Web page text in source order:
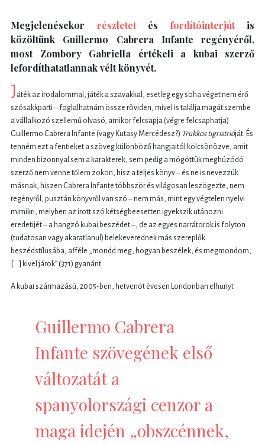
Megjelenésekor részletetés fordítóinterjútis
közöltünk Guillermo Cabrera Infante regényéről,
most Zombory Gabriella értékeli a kubai szerző
lefordíthatatlannak vélt könyvét.
J áték az irodalommal, játék a szavakkal, esetleg egy soha véget nem érő
szósakkparti – foglalhatnám össze röviden, mivel is találja magát szembe
a vállalkozó szellemű olvasó, amikor felcsapja (végre felcsaphatja)
Guillermo Cabrera Infante (vagy Kutasy Mercédesz?) Trükkös tigristrióját. És
tenném ezt a fentieket a szöveg különböző hangjaitól kölcsönözve, amit
minden bizonnyal sem a karakterek, sem pedig a mögöttük meghúzódó
szerző nem venne tőlem zokon, hisz a teljes könyv – és ne is nevezzük
másnak, hiszen Cabrera Infante többször és világosan leszögezte, nem
regényről, pusztán könyvről van szó – nem más, mint egy végtelen nyelvi
mimikri, melyben az írott szó kétségbeesetten igyekszik utánozni
eredetijét – a hangzó kubai beszédet –, de az egyes narrátorok is folyton
(tudatosan vagy akaratlanul) belekeverednek más szereplők
beszédstílusába, afféle „mondd meg, hogyan beszélek, és megmondom,
[...] kivel járok” (371) gyanánt.
A kubai származású, 2005-ben, hetvenöt évesen Londonban elhunyt
Guillermo Cabrera
Infante szövegének első
változatát a
spanyolországi cenzor a
maga idején „obszcénnek,